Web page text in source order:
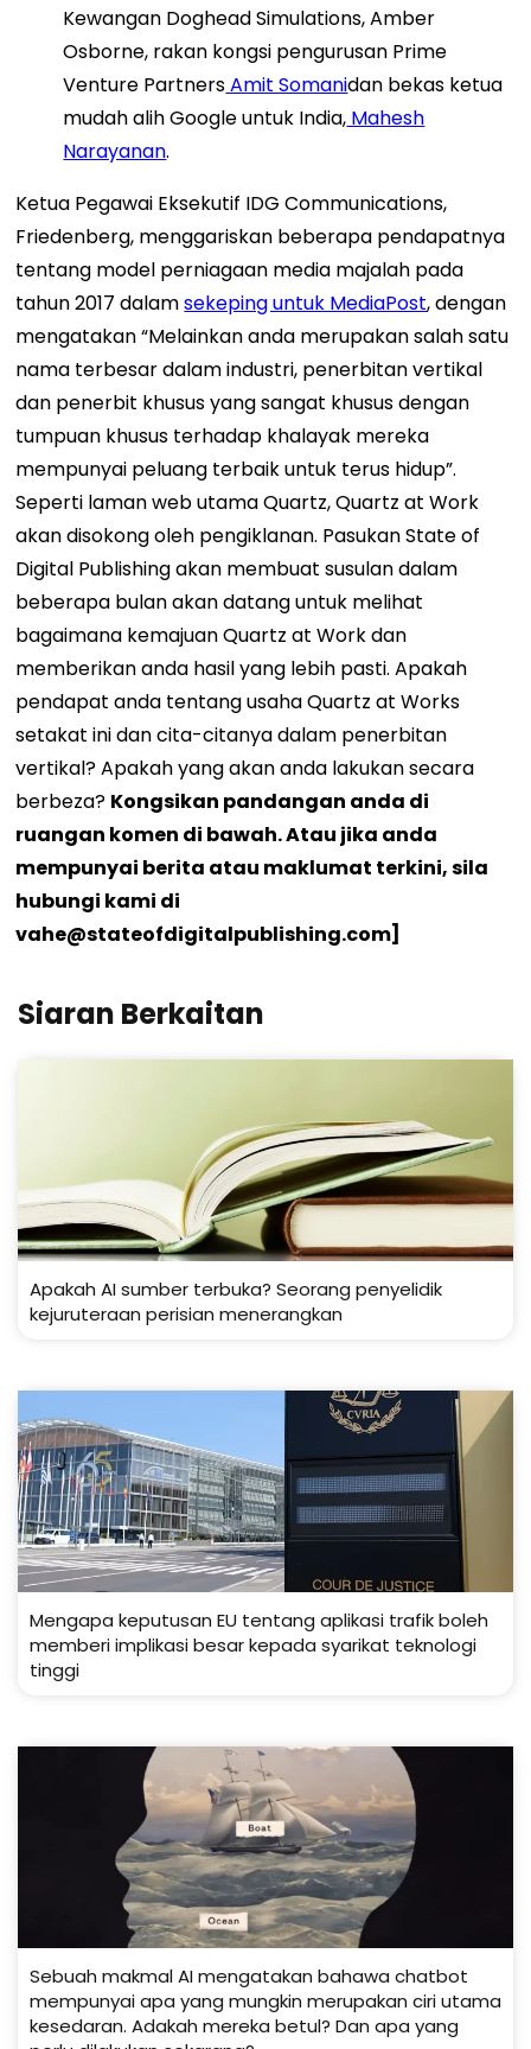
Kewangan Doghead Simulations, Amber
Osborne, rakan kongsi pengurusan Prime
Venture PartnersAmit Somanidan bekas ketua
mudah alih Google untuk India, Mahesh
Narayanan.
Ketua Pegawai Eksekutif IDG Communications,
Friedenberg, menggariskan beberapa pendapatnya
tentang model perniagaan media majalah pada
tahun 2017 dalamsekeping untuk MediaPost, dengan
mengatakan “Melainkan anda merupakan salah satu
nama terbesar dalam industri, penerbitan vertikal
dan penerbit khusus yang sangat khusus dengan
tumpuan khusus terhadap khalayak mereka
mempunyai peluang terbaik untuk terus hidup”.
Seperti laman web utama Quartz, Quartz at Work
akan disokong oleh pengiklanan. Pasukan State of
Digital Publishing akan membuat susulan dalam
beberapa bulan akan datang untuk melihat
bagaimana kemajuan Quartz at Work dan
memberikan anda hasil yang lebih pasti. Apakah
pendapat anda tentang usaha Quartz at Works
setakat ini dan cita-citanya dalam penerbitan
vertikal? Apakah yang akan anda lakukan secara
berbeza? Kongsikan pandangan anda di
ruangan komen di bawah. Atau jika anda
mempunyai berita atau maklumat terkini, sila
hubungi kami di
vahe@stateofdigitalpublishing.com]
Siaran Berkaitan
Apakah AI sumber terbuka? Seorang penyelidik
kejuruteraan perisian menerangkan
Mengapa keputusan EU tentang aplikasi trafik boleh
memberi implikasi besar kepada syarikat teknologi
tinggi
Sebuah makmal AI mengatakan bahawa chatbot
mempunyai apa yang mungkin merupakan ciri utama
kesedaran. Adakah mereka betul? Dan apa yang